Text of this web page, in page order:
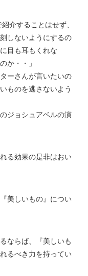
介することはせず、
しないようにするの
目も耳もくれな
か・・」
ーさんが言いたいの
ものを逃さないよう
ジョシュアベルの演
る効果の是非はおい
美しいもの』につい
ならば、『美しいも
るべき力を持ってい